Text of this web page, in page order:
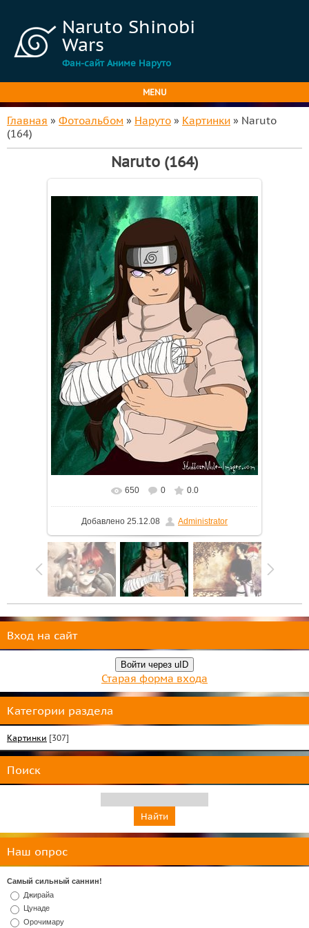
Naruto Shinobi
Wars
Фан-сайт Аниме Наруто
MENU
Главная » Фотоальбом » Наруто » Картинки » Naruto
(164)
Naruto (164)
650 0 0.0
Добавлено 25.12.08 Administrator
Вход на сайт
Войти через uID
Старая форма входа
Категории раздела
Картинки [307]
Поиск
Наш опрос
Самый сильный саннин!
Джирайа
Цунаде
Орочимару